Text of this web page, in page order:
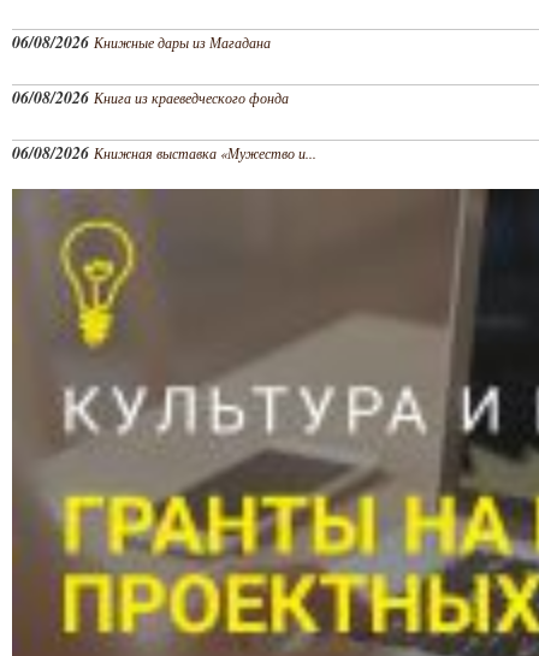
06/08/2026 Книжные дары из Магадана
06/08/2026 Книга из краеведческого фонда
06/08/2026 Книжная выставка «Мужество и...